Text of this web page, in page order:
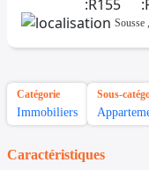
Sousse ,
Catégorie
Immobiliers
Sous-
Caractéristiques